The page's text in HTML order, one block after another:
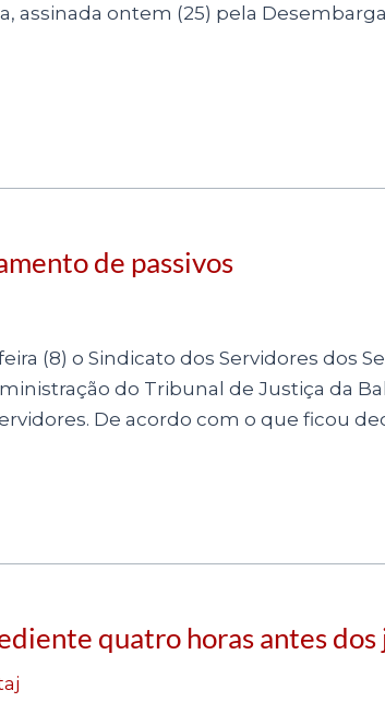
assinada ontem (25) pela
de passivos
(8) o Sindicato dos Servidores dos
do Tribunal de Justiça da
De acordo com o que ficou
quatro horas antes